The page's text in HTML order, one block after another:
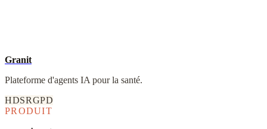
Granit
Plateforme d'agents IA pour la santé.
HDSRGPD
PRODUIT